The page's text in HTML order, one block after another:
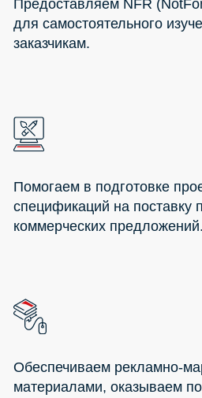
Предоставляем NFR
для самостоятельного
заказчикам.
Обеспечиваем рекламно-
материалами, оказываем
Помогаем в подготовке
спецификаций на поставку
коммерческих предложений.